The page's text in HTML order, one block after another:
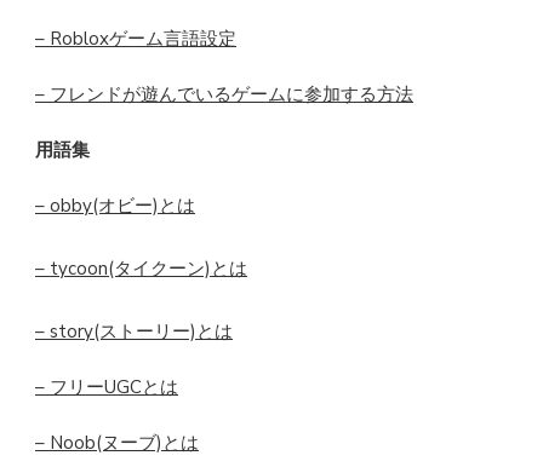
– Robloxゲーム言語設定
– フレンドが遊んでいるゲームに参加する方法
用語集
– obby(オビー)とは
– tycoon(タイクーン)とは
– story(ストーリー)とは
– フリーUGCとは
– Noob(ヌーブ)とは